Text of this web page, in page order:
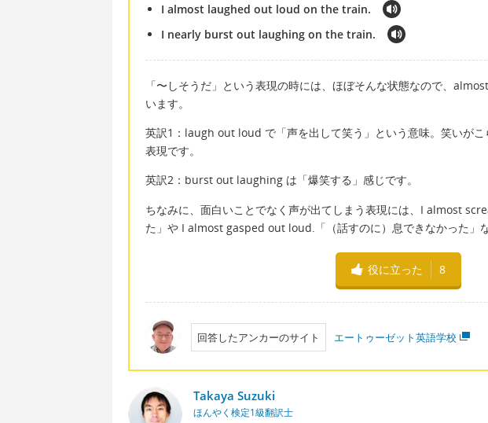
I almost laughed out loud on the train.
I nearly burst out laughing on the train.
「〜しそうだ」という表現の時には、ほぼそんな状態なので、
います。
英訳1：laugh out loud で「声を出して笑う」という意味。笑いがこ
表現です。
英訳2：burst out laughing は「爆笑する」感じです。
ちなみに、面白いことでなく声が出てしまう表現には、I almost
た」や I almost gasped out loud.「（話すのに）息できなかった」な
役に立った 8
回答したアンカーのサイト エートゥーゼット英語学校
Takaya Suzuki
ほんやく検定1級翻訳士